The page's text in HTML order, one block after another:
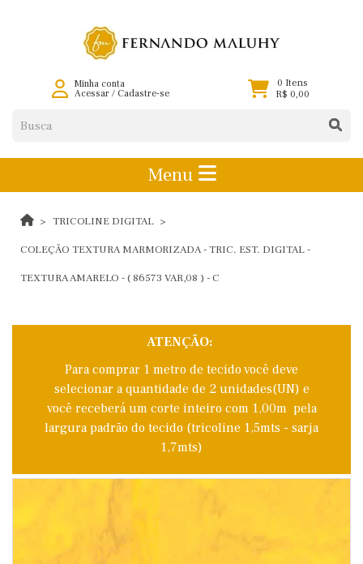
Minha conta
Acessar/ Cadastre-se
0 Itens
R$ 0,00
Menu
TRICOLINE DIGITAL
COLEÇÃO TEXTURA MARMORIZADA - TRIC. EST. DIGITAL -
TEXTURA AMARELO - ( 86573 VAR,08 ) - C
ATENÇÃO:
Para comprar 1 metro de tecido você deve
selecionar a quantidade de 2 unidades(UN) e
você receberá um corte inteiro com 1,00m pela
largura padrão do tecido (tricoline 1,5mts - sarja
1,7mts)